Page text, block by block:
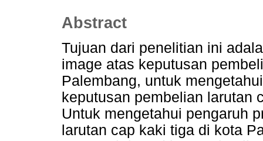
Abstract
Tujuan dari penelitian ini
image atas keputusan
Palembang, untuk
keputusan pembelian larutan
Untuk mengetahui pengaruh
larutan cap kaki tiga di kota